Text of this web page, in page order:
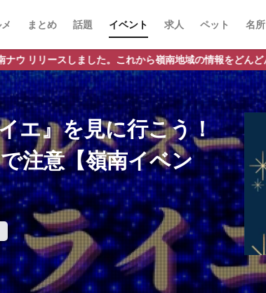
まとめ 話題 イベント 求人 ペット 名所
これから嶺南地域の情報をどんどん発信してまいります。
エ』を見に行こう！
注意【嶺南イベン